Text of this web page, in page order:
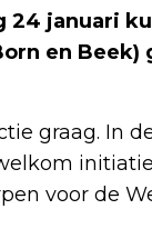
24 januari
en
graag. In
voor de